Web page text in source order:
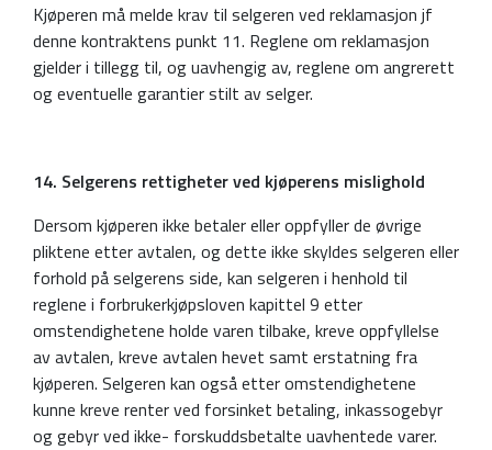
Kjøperen må melde krav til selgeren ved reklamasjon jf
denne kontraktens punkt 11. Reglene om reklamasjon
gjelder i tillegg til, og uavhengig av, reglene om angrerett
og eventuelle garantier stilt av selger.
14. Selgerens rettigheter ved kjøperens mislighold
Dersom kjøperen ikke betaler eller oppfyller de øvrige
pliktene etter avtalen, og dette ikke skyldes selgeren eller
forhold på selgerens side, kan selgeren i henhold til
reglene i forbrukerkjøpsloven kapittel 9 etter
omstendighetene holde varen tilbake, kreve oppfyllelse
av avtalen, kreve avtalen hevet samt erstatning fra
kjøperen. Selgeren kan også etter omstendighetene
kunne kreve renter ved forsinket betaling, inkassogebyr
og gebyr ved ikke- forskuddsbetalte uavhentede varer.